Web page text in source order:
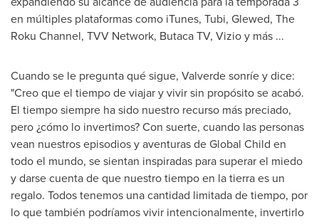
en múltiples plataformas como iTunes, Tubi, Glewed, The
Roku Channel, TVV Network, Butaca TV, Vizio y más ...
Cuando se le pregunta qué sigue, Valverde sonríe y dice:
"Creo que el tiempo de viajar y vivir sin propósito se acabó.
El tiempo siempre ha sido nuestro recurso más preciado,
pero ¿cómo lo invertimos? Con suerte, cuando las personas
vean nuestros episodios y aventuras de Global Child en
todo el mundo, se sientan inspiradas para superar el miedo
y darse cuenta de que nuestro tiempo en la tierra es un
regalo. Todos tenemos una cantidad limitada de tiempo, por
lo que también podríamos vivir intencionalmente, invertirlo